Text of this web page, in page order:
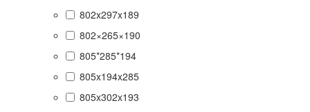
802x297x189
802×265×190
805*285*194
805x194x285
805x302x193